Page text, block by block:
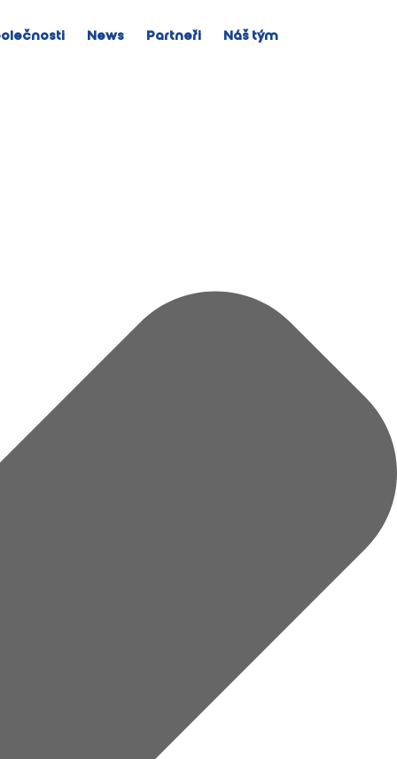
News Partneři Náš tým